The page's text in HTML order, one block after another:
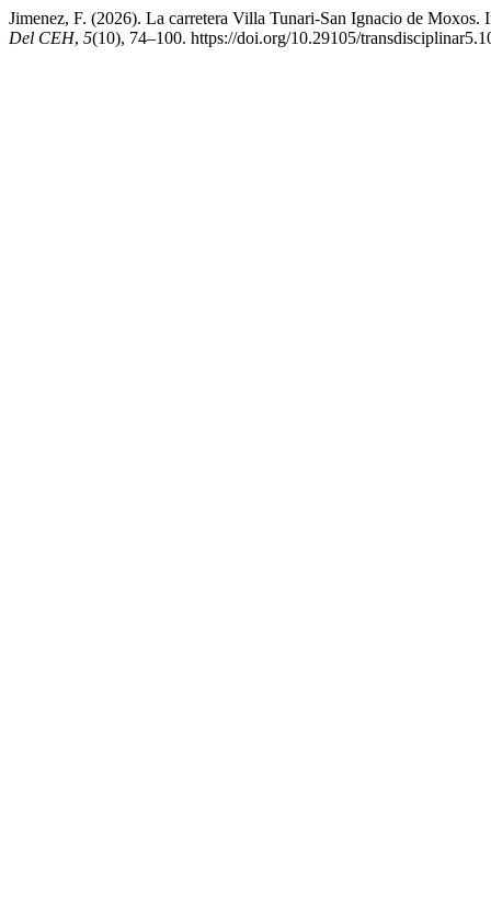
Jimenez, F. (2026). La carretera Villa Tunari-San Ignacio de
Del CEH, 5(10), 74–100. https://doi.org/10.29105/